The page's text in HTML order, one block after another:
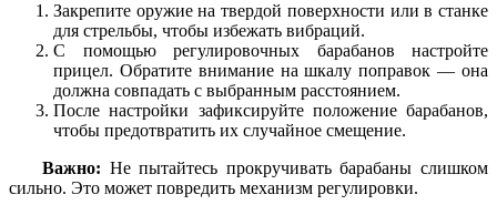
Закрепите оружие на твердой поверхности или в станке
для стрельбы, чтобы избежать вибраций.
С помощью регулировочных барабанов настройте
прицел. Обратите внимание на шкалу поправок — она
должна совпадать с выбранным расстоянием.
После настройки зафиксируйте положение барабанов,
чтобы предотвратить их случайное смещение.
Важно: Не пытайтесь прокручивать барабаны слишком
сильно. Это может повредить механизм регулировки.